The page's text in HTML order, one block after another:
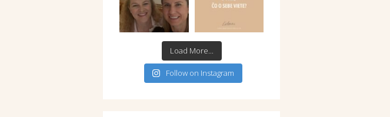
Load More...
Follow on Instagram